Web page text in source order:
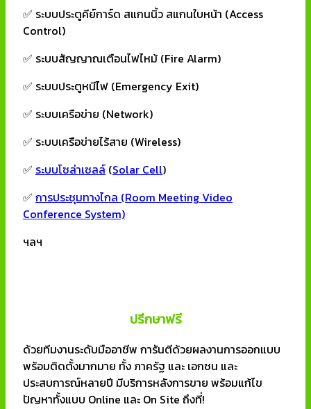
✅ ระบบประตูคีย์การ์ด สแกนนิ้ว สแกนใบหน้า (Access
Control)
✅ ระบบสัญญาณเตือนไฟไหม้ (Fire Alarm)
✅ ระบบประตูหนีไฟ (Emergency Exit)
✅ ระบบเครือข่าย (Network)
✅ ระบบเครือข่ายไร้สาย (Wireless)
✅ ระบบโซล่าเซลล์ (Solar Cell)
✅ การประชุมทางไกล (Room Meeting Video
Conference System)
ฯลฯ
ปรึกษาฟรี
ด้วยทีมงานระดับมืออาชีพ การันตีด้วยผลงานการออกแบบ
พร้อมติดตั้งมากมาย ทั้ง ภาครัฐ และ เอกชน และ
ประสบการณ์หลายปี มีบริการหลังการขาย พร้อมแก้ไข
ปัญหาทั้งแบบ Online และ On Site ถึงที่!